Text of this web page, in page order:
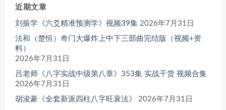
近期文章
刘振学《六爻精准预测学》视频39集 2026年7月31日
法和（楚恒）奇门大爆炸上中下三部曲完结版（视频+资
料）
2026年7月31日
吕老师《八字实战中级第八章》353集 实战干货 视频合集
2026年7月31日
胡浚豪《全套新派四柱八字旺衰法》
2026年7月31日